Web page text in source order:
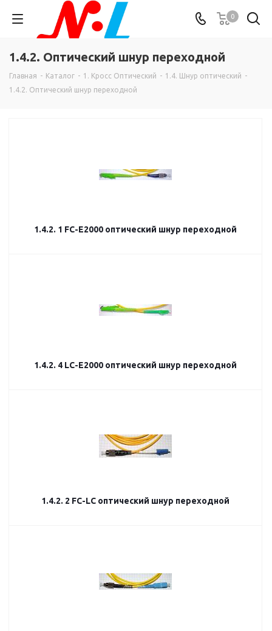
0
1.4.2. Оптический шнур переходной
Главная - Каталог - 1. Кросс Оптический - 1.4. Шнур оптический -
1.4.2. Оптический шнур переходной
1.4.2. 1 FC-E2000 оптический шнур переходной
1.4.2. 4 LC-E2000 оптический шнур переходной
1.4.2. 2 FC-LC оптический шнур переходной